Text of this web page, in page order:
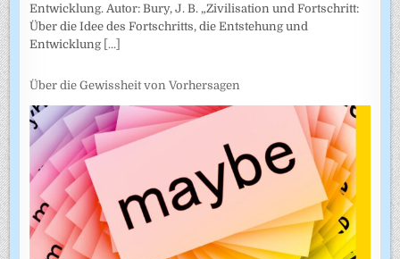
Entwicklung. Autor: Bury, J. B. „Zivilisation und Fortschritt:
Über die Idee des Fortschritts, die Entstehung und
Entwicklung [...]
Über die Gewissheit von Vorhersagen